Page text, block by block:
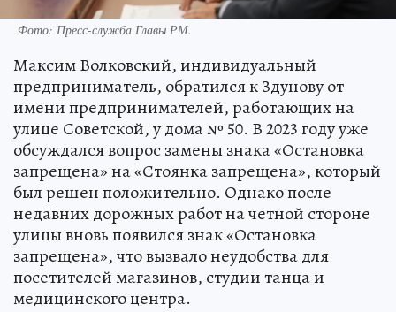
Фото: Пресс-служба Главы РМ.
Максим Волковский, индивидуальный
предприниматель, обратился к Здунову от
имени предпринимателей, работающих на
улице Советской, у дома № 50. В 2023 году уже
обсуждался вопрос замены знака «Остановка
запрещена» на «Стоянка запрещена», который
был решен положительно. Однако после
недавних дорожных работ на четной стороне
улицы вновь появился знак «Остановка
запрещена», что вызвало неудобства для
посетителей магазинов, студии танца и
медицинского центра.